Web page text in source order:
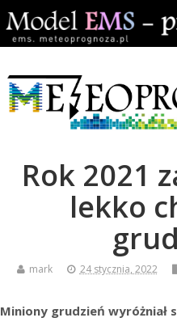
Rok 2021
lekko
mark 24 stycznia, 2022
Miniony grudzień